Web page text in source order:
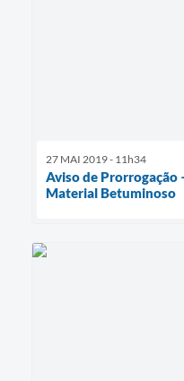
27 MAI 2019 - 11h34
Aviso de Prorrogação
Material Betuminoso